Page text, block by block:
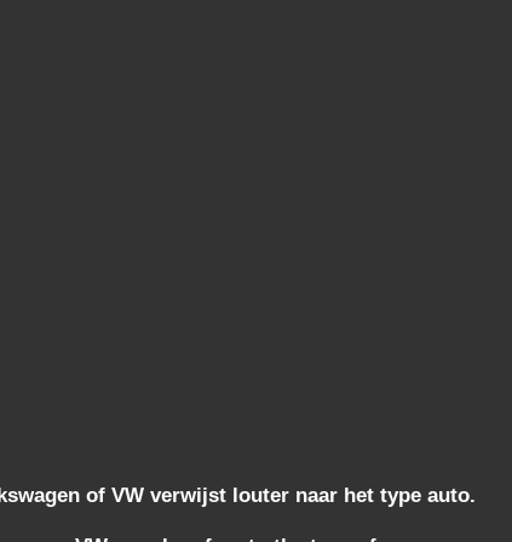
of VW verwijst louter naar het type auto.